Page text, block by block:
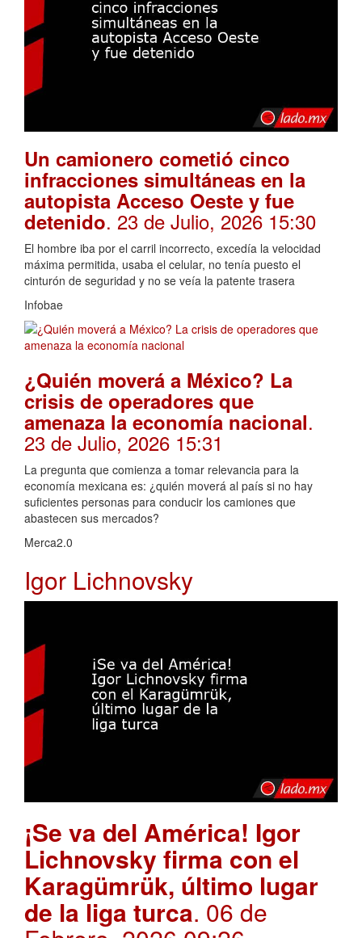
Un camionero cometió cinco
infracciones simultáneas en la
autopista Acceso Oeste y fue
detenido. 23 de Julio, 2026 15:30
El hombre iba por el carril incorrecto, excedía la velocidad
máxima permitida, usaba el celular, no tenía puesto el
cinturón de seguridad y no se veía la patente trasera
Infobae
¿Quién moverá a México? La
crisis de operadores que
amenaza la economía nacional.
23 de Julio, 2026 15:31
La pregunta que comienza a tomar relevancia para la
economía mexicana es: ¿quién moverá al país si no hay
suficientes personas para conducir los camiones que
abastecen sus mercados?
Merca2.0
Igor Lichnovsky
¡Se va del América! Igor
Lichnovsky firma con el
Karagümrük, último lugar
de la liga turca. 06 de